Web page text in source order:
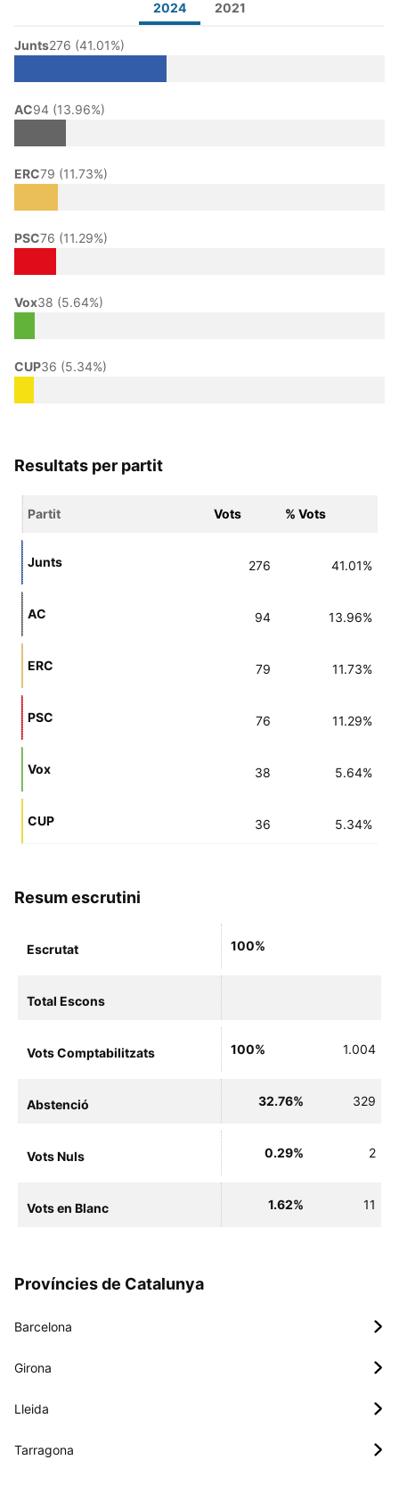
2024 2021
Junts276 (41.01%)
AC94 (13.96%)
ERC79 (11.73%)
PSC76 (11.29%)
Vox38 (5.64%)
CUP36 (5.34%)
Resultats per partit
Partit Vots % Vots
Junts 276 41.01%
AC 94 13.96%
ERC 79 11.73%
PSC 76 11.29%
Vox 38 5.64%
CUP 36 5.34%
Resum escrutini
Escrutat 100%
Total Escons
Vots Comptabilitzats 100% 1.004
Abstenció 32.76% 329
Vots Nuls 0.29% 2
Vots en Blanc 1.62% 11
Províncies de Catalunya
Barcelona
Girona
Lleida
Tarragona